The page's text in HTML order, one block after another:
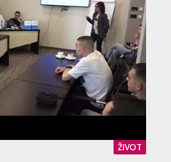
ŽIVOT